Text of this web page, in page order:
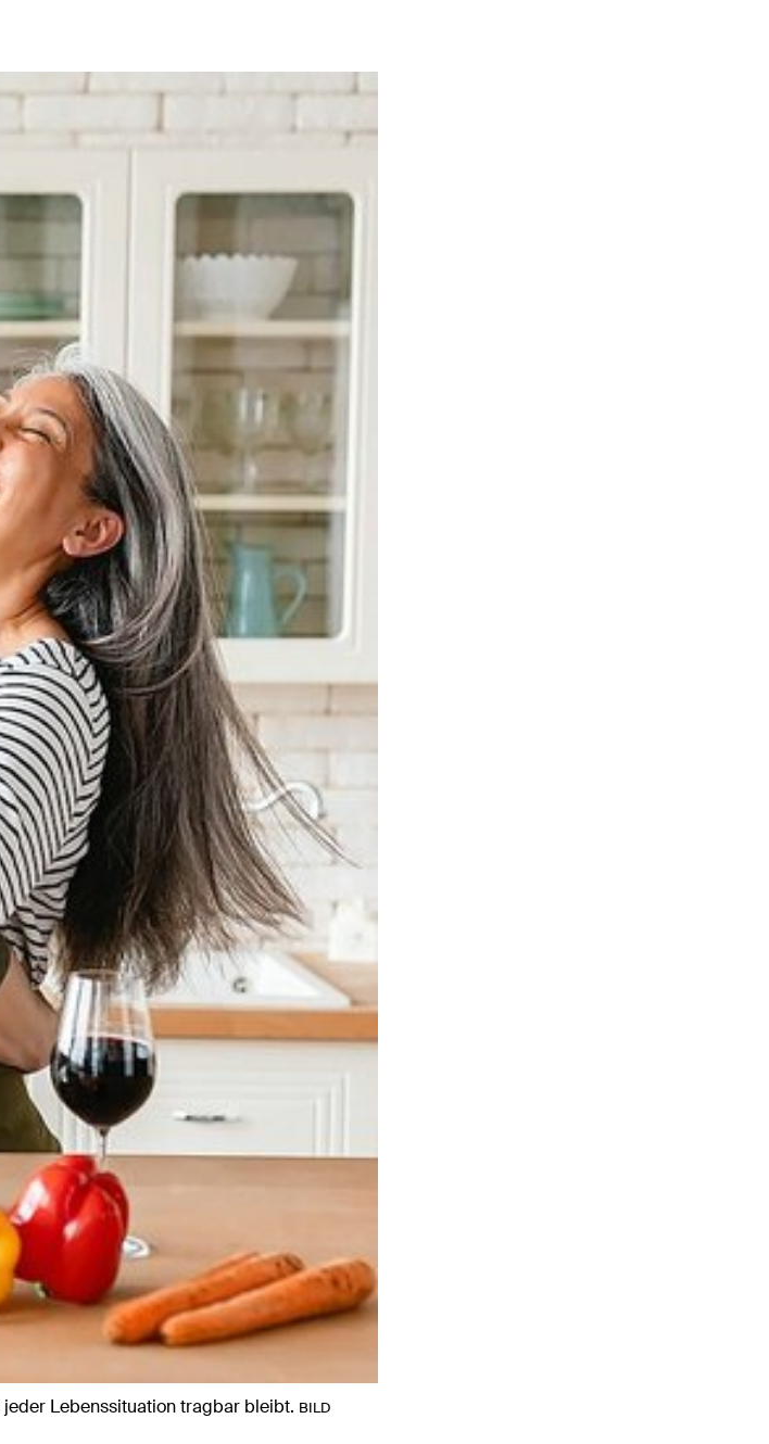
Lebenssituation tragbar bleibt. BILD